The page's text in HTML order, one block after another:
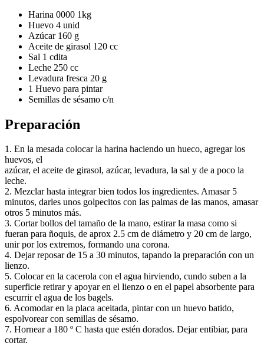
Harina 0000 1kg
Huevo 4 unid
Azúcar 160 g
Aceite de girasol 120 cc
Sal 1 cdita
Leche 250 cc
Levadura fresca 20 g
1 Huevo para pintar
Semillas de sésamo c/n
Preparación
1. En la mesada colocar la harina haciendo un hueco, agregar los
huevos, el
azúcar, el aceite de girasol, azúcar, levadura, la sal y de a poco la
leche.
2. Mezclar hasta integrar bien todos los ingredientes. Amasar 5
minutos, darles unos golpecitos con las palmas de las manos, amasar
otros 5 minutos más.
3. Cortar bollos del tamaño de la mano, estirar la masa como si
fueran para ñoquis, de aprox 2.5 cm de diámetro y 20 cm de largo,
unir por los extremos, formando una corona.
4. Dejar reposar de 15 a 30 minutos, tapando la preparación con un
lienzo.
5. Colocar en la cacerola con el agua hirviendo, cundo suben a la
superficie retirar y apoyar en el lienzo o en el papel absorbente para
escurrir el agua de los bagels.
6. Acomodar en la placa aceitada, pintar con un huevo batido,
espolvorear con semillas de sésamo.
7. Hornear a 180 º C hasta que estén dorados. Dejar entibiar, para
cortar.